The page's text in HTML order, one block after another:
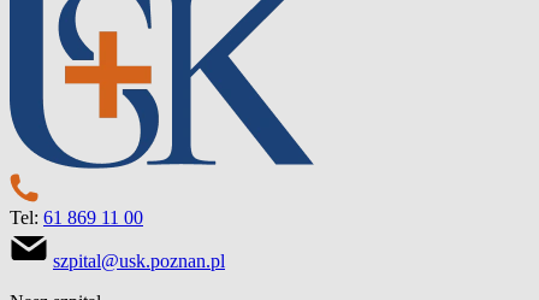
Tel: 61 869 11 00
szpital@usk.poznan.pl